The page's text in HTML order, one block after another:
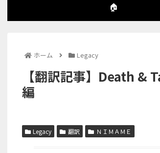
🏠
ホーム Legacy
【翻訳記事】Death &
編
Legacy 翻訳 ＮＩＭＡＭＥ